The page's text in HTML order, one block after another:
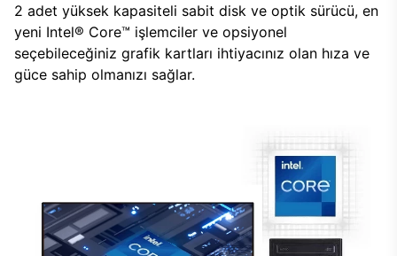
2 adet yüksek kapasiteli sabit disk ve optik sürücü, en
yeni Intel® Core™ işlemciler ve opsiyonel
seçebileceğiniz grafik kartları ihtiyacınız olan hıza ve
güce sahip olmanızı sağlar.